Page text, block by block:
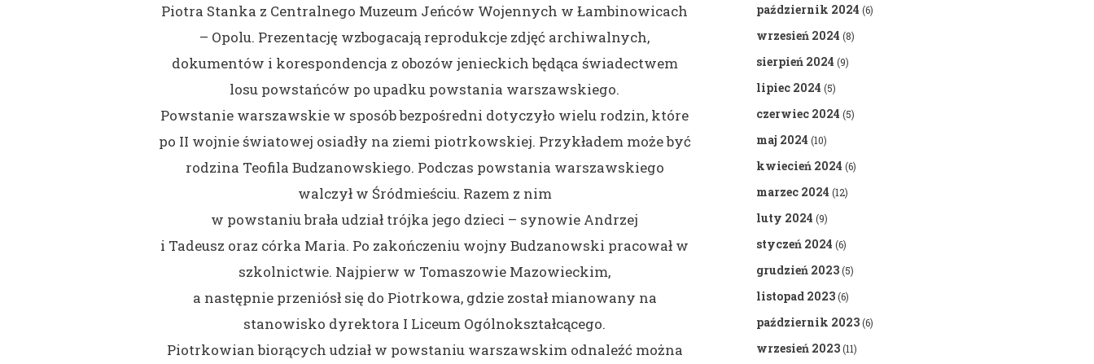
Piotra Stanka z Centralnego Muzeum Jeńców Wojennych w Łambinowicach
– Opolu. Prezentację wzbogacają reprodukcje zdjęć archiwalnych,
dokumentów i korespondencja z obozów jenieckich będąca świadectwem
losu powstańców po upadku powstania warszawskiego.
Powstanie warszawskie w sposób bezpośredni dotyczyło wielu rodzin, które
po II wojnie światowej osiadły na ziemi piotrkowskiej. Przykładem może być
rodzina Teofila Budzanowskiego. Podczas powstania warszawskiego
walczył w Śródmieściu. Razem z nim
w powstaniu brała udział trójka jego dzieci – synowie Andrzej
i Tadeusz oraz córka Maria. Po zakończeniu wojny Budzanowski pracował w
szkolnictwie. Najpierw w Tomaszowie Mazowieckim,
a następnie przeniósł się do Piotrkowa, gdzie został mianowany na
stanowisko dyrektora I Liceum Ogólnokształcącego.
Piotrkowian biorących udział w powstaniu warszawskim odnaleźć można
październik 2024 (6)
wrzesień 2024 (8)
sierpień 2024 (9)
lipiec 2024 (5)
czerwiec 2024 (5)
maj 2024 (10)
kwiecień 2024 (6)
marzec 2024 (12)
luty 2024 (9)
styczeń 2024 (6)
grudzień 2023(5)
listopad 2023(6)
październik 2023(6)
wrzesień 2023(11)